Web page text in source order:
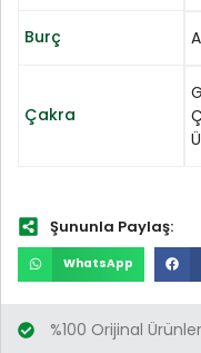
Burç
Çakra
Şununla Paylaş:
WhatsApp
%100 Orijinal Ürünler